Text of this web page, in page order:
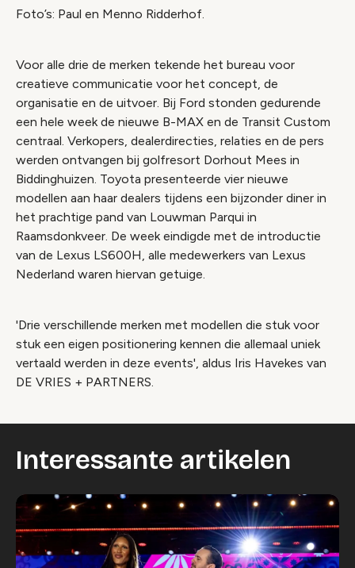
Foto’s: Paul en Menno Ridderhof.
Voor alle drie de merken tekende het bureau voor
creatieve communicatie voor het concept, de
organisatie en de uitvoer. Bij Ford stonden gedurende
een hele week de nieuwe B-MAX en de Transit Custom
centraal. Verkopers, dealerdirecties, relaties en de pers
werden ontvangen bij golfresort Dorhout Mees in
Biddinghuizen. Toyota presenteerde vier nieuwe
modellen aan haar dealers tijdens een bijzonder diner in
het prachtige pand van Louwman Parqui in
Raamsdonkveer. De week eindigde met de introductie
van de Lexus LS600H, alle medewerkers van Lexus
Nederland waren hiervan getuige.
'Drie verschillende merken met modellen die stuk voor
stuk een eigen positionering kennen die allemaal uniek
vertaald werden in deze events', aldus Iris Havekes van
DE VRIES + PARTNERS.
Interessante artikelen